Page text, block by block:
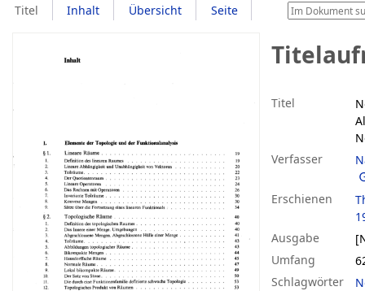
Titel Inhalt Übersicht Seite
Titel
Verfasser
Erschienen
Ausgabe
Umfang
Schlagwörter